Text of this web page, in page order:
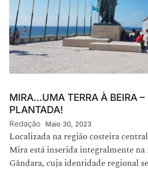
MIRA…UMA TERRA À BEIRA –
PLANTADA!
Redação Maio 30, 2023
Localizada na região costeira
Mira está inserida integralmente na
Gândara, cuja identidade regional